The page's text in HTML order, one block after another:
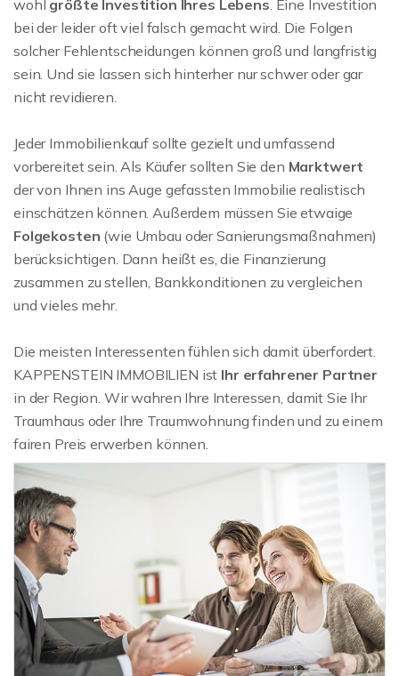
wohl größte Investition Ihres Lebens. Eine Investition
bei der leider oft viel falsch gemacht wird. Die Folgen
solcher Fehlentscheidungen können groß und langfristig
sein. Und sie lassen sich hinterher nur schwer oder gar
nicht revidieren.
Jeder Immobilienkauf sollte gezielt und umfassend
vorbereitet sein. Als Käufer sollten Sie den Marktwert
der von Ihnen ins Auge gefassten Immobilie realistisch
einschätzen können. Außerdem müssen Sie etwaige
Folgekosten (wie Umbau oder Sanierungsmaßnahmen)
berücksichtigen. Dann heißt es, die Finanzierung
zusammen zu stellen, Bankkonditionen zu vergleichen
und vieles mehr.
Die meisten Interessenten fühlen sich damit überfordert.
KAPPENSTEIN IMMOBILIEN ist Ihr erfahrener Partner
in der Region. Wir wahren Ihre Interessen, damit Sie Ihr
Traumhaus oder Ihre Traumwohnung finden und zu einem
fairen Preis erwerben können.